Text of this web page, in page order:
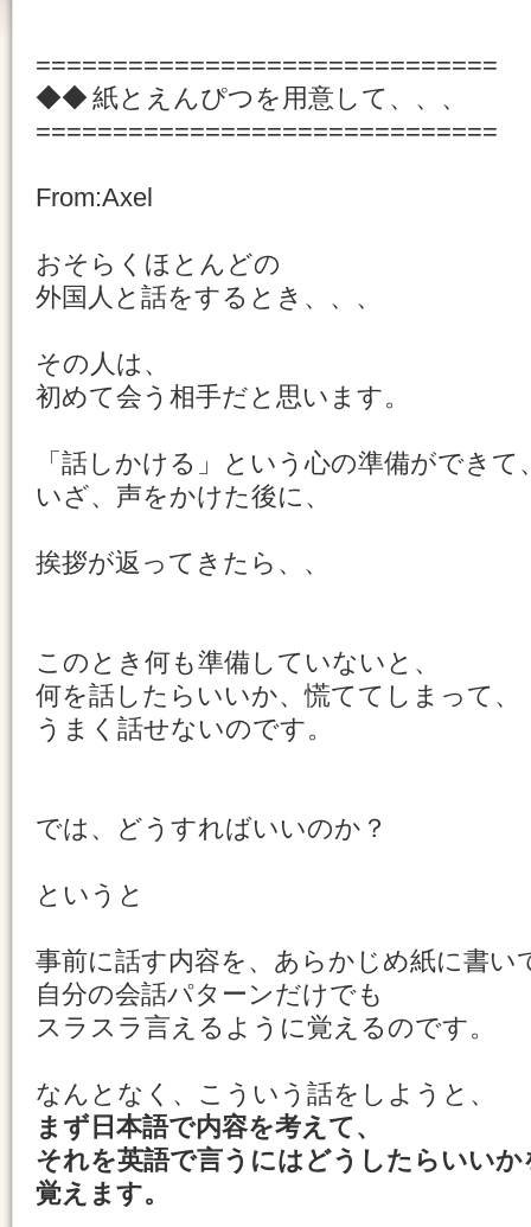
==============================
◆◆ 紙とえんぴつを用意して、、、
==============================
From:Axel
おそらくほとんどの
外国人と話をするとき、、、
その人は、
初めて会う相手だと思います。
「話しかける」という心の準備ができて
いざ、声をかけた後に、
挨拶が返ってきたら、、
このとき何も準備していないと、
何を話したらいいか、慌ててしまって、
うまく話せないのです。
では、どうすればいいのか？
というと
事前に話す内容を、あらかじめ紙に書い
自分の会話パターンだけでも
スラスラ言えるように覚えるのです。
なんとなく、こういう話をしようと、
まず日本語で内容を考えて、
それを英語で言うにはどうしたらいいか
覚えます。